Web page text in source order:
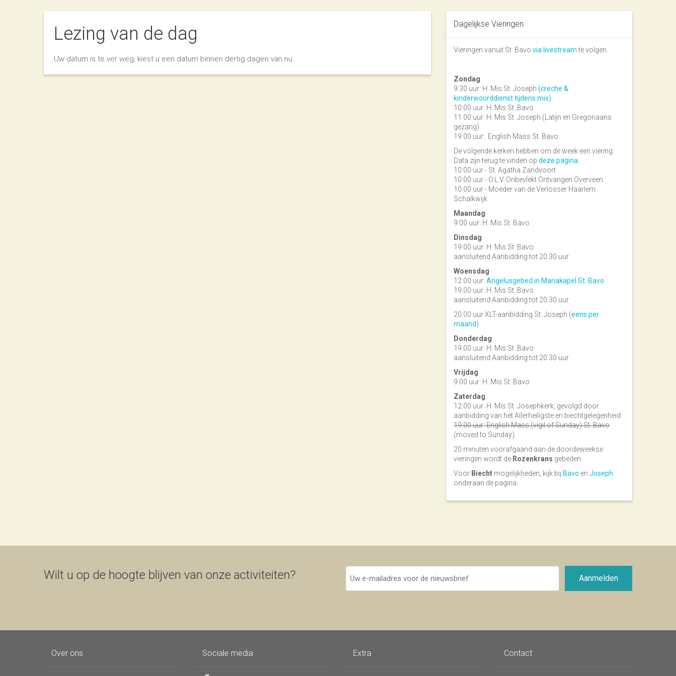
Lezing van de dag
Uw datum is te ver weg, kiest u een datum binnen dertig dagen van nu.
Dagelijkse Vieringen
Vieringen vanuit St. Bavo via livestreamte volgen.
Zondag
9:30 uur: H. Mis St. Joseph (creche &
kinderwoorddienst tijdens mis)
10:00 uur: H. Mis St. Bavo
11:00 uur: H. Mis St. Joseph (Latijn en Gregoriaans
gezang)
19:00 uur: English Mass St. Bavo
De volgende kerken hebben om de week een viering:
Data zijn terug te vinden op deze pagina
10:00 uur - St. Agatha Zandvoort
10:00 uur - O.L.V. Onbevlekt Ontvangen Overveen
10:00 uur - Moeder van de Verlosser Haarlem
Schalkwijk
Maandag
9:00 uur: H. Mis St. Bavo
Dinsdag
19:00 uur: H. Mis St. Bavo
aansluitend Aanbidding tot 20.30 uur
Woensdag
12:00 uur: Angelusgebed in Mariakapel St. Bavo
19.00 uur: H. Mis St. Bavo
aansluitend Aanbidding tot 20.30 uur
20:00 uur XLT-aanbidding St. Joseph (eens per
maand)
Donderdag
19:00 uur: H. Mis St. Bavo
aansluitend Aanbidding tot 20.30 uur
Vrijdag
9:00 uur: H. Mis St. Bavo
Zaterdag
12:00 uur: H. Mis St. Josephkerk, gevolgd door
aanbidding van het Allerheiligste en biechtgelegenheid
19:00 uur: English Mass (vigil of Sunday) St. Bavo
(moved to Sunday)
20 minuten voorafgaand aan de doordeweekse
vieringen wordt de Rozenkrans gebeden.
Voor Biecht mogelijkheden, kijk bij Bavo en Joseph
onderaan de pagina.
Wilt u op de hoogte blijven van onze activiteiten?
Uw
e-
mailadres
Aanmelden
Over ons Sociale media Extra Contact